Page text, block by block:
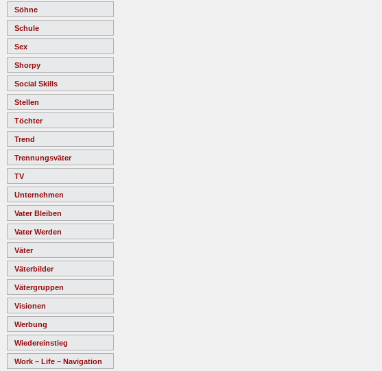
Söhne
Schule
Sex
Shorpy
Social Skills
Stellen
Töchter
Trend
Trennungsväter
TV
Unternehmen
Vater Bleiben
Vater Werden
Väter
Väterbilder
Vätergruppen
Visionen
Werbung
Wiedereinstieg
Work – Life – Navigation